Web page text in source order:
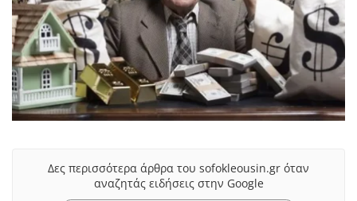
Δες περισσότερα άρθρα του sofokleousin.gr όταν
αναζητάς ειδήσεις στην Google